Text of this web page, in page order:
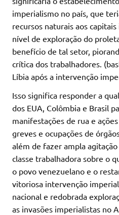
imperialismo no país, que
recursos naturais aos
nível de exploração do
benefício de tal setor,
crítica dos trabalhadores.
Líbia após a intervenção
Isso significa responder a
dos EUA, Colômbia e Brasil
manifestações de rua e
greves e ocupações de
além de fazer ampla
classe trabalhadora sobre o
o povo venezuelano e o
vitoriosa intervenção
nacional e redobrada
as invasões imperialistas no